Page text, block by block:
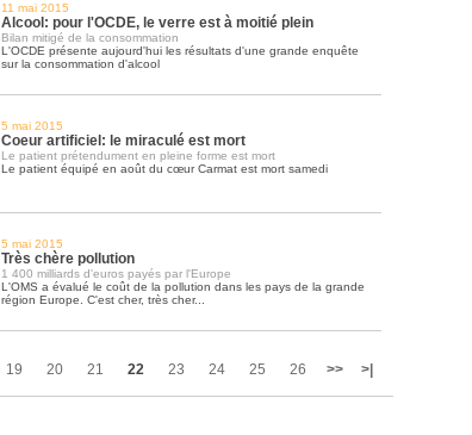
11 mai 2015
Alcool: pour l'OCDE, le verre est à moitié plein
Bilan mitigé de la consommation
L'OCDE présente aujourd'hui les résultats d'une grande enquête
sur la consommation d'alcool
5 mai 2015
Coeur artificiel: le miraculé est mort
Le patient prétendument en pleine forme est mort
Le patient équipé en août du cœur Carmat est mort samedi
5 mai 2015
Très chère pollution
1 400 milliards d'euros payés par l'Europe
L'OMS a évalué le coût de la pollution dans les pays de la grande
région Europe. C'est cher, très cher...
19 20 21 22 23 24 25 26 >> >|